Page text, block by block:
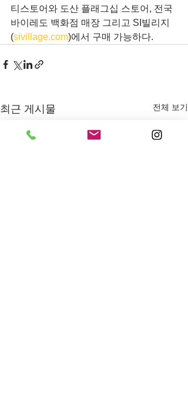
티스토어와 도산 플래그십 스토어, 전국
바이레도 백화점 매장 그리고 SI빌리지
(sivillage.com)에서 구매 가능하다.
최근 게시물 전체 보기